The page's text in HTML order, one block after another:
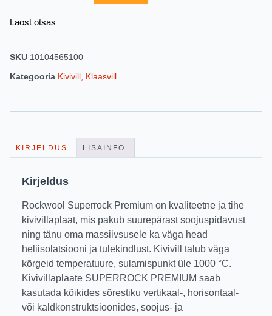
Laost otsas
SKU 10104565100
Kategooria Kivivill, Klaasvill
KIRJELDUS LISAINFO
Kirjeldus
Rockwool Superrock Premium on kvaliteetne ja tihe
kivivillaplaat, mis pakub suurepärast soojuspidavust
ning tänu oma massiivsusele ka väga head
heliisolatsiooni ja tulekindlust. Kivivill talub väga
kõrgeid temperatuure, sulamispunkt üle 1000 °C.
Kivivillaplaate SUPERROCK PREMIUM saab
kasutada kõikides sõrestiku vertikaal-, horisontaal-
või kaldkonstruktsioonides, soojus- ja